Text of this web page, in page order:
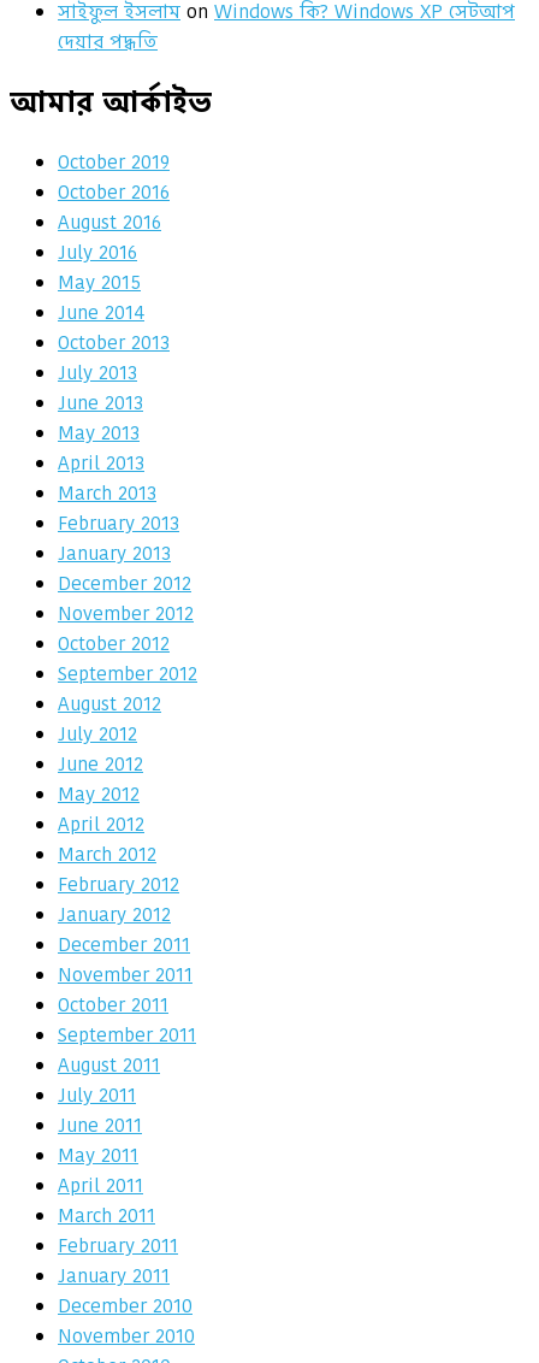
সাইফুল ইসলাম on Windows কি? Windows XP সেটআপ
দেয়ার পদ্ধতি
আমার আর্কাইভ
October 2019
October 2016
August 2016
July 2016
May 2015
June 2014
October 2013
July 2013
June 2013
May 2013
April 2013
March 2013
February 2013
January 2013
December 2012
November 2012
October 2012
September 2012
August 2012
July 2012
June 2012
May 2012
April 2012
March 2012
February 2012
January 2012
December 2011
November 2011
October 2011
September 2011
August 2011
July 2011
June 2011
May 2011
April 2011
March 2011
February 2011
January 2011
December 2010
November 2010